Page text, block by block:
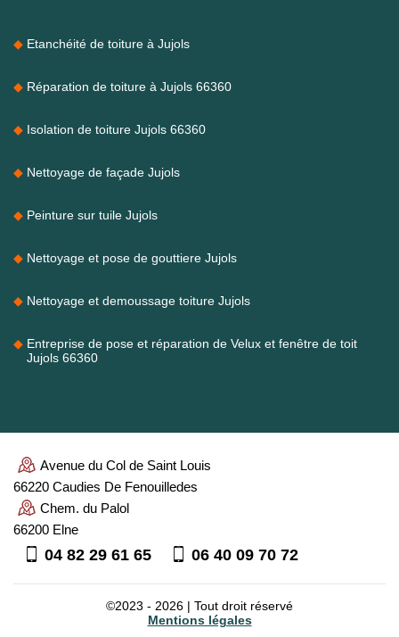
Etanchéité de toiture à Jujols
Réparation de toiture à Jujols 66360
Isolation de toiture Jujols 66360
Nettoyage de façade Jujols
Peinture sur tuile Jujols
Nettoyage et pose de gouttiere Jujols
Nettoyage et demoussage toiture Jujols
Entreprise de pose et réparation de Velux et fenêtre de toit
Jujols 66360
Avenue du Col de Saint Louis
66220 Caudies De Fenouilledes
Chem. du Palol
66200 Elne
04 82 29 61 65 06 40 09 70 72
©2023 - 2026 | Tout droit réservé
Mentions légales